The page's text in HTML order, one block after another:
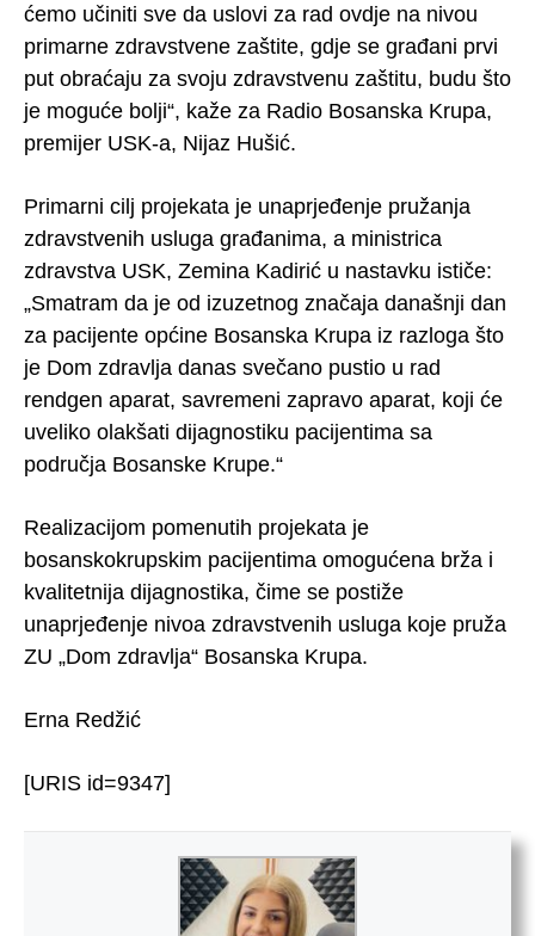
ćemo učiniti sve da uslovi za rad ovdje na nivou
primarne zdravstvene zaštite, gdje se građani prvi
put obraćaju za svoju zdravstvenu zaštitu, budu što
je moguće bolji“, kaže za Radio Bosanska Krupa,
premijer USK-a, Nijaz Hušić.
Primarni cilj projekata je unaprjeđenje pružanja
zdravstvenih usluga građanima, a ministrica
zdravstva USK, Zemina Kadirić u nastavku ističe:
„Smatram da je od izuzetnog značaja današnji dan
za pacijente općine Bosanska Krupa iz razloga što
je Dom zdravlja danas svečano pustio u rad
rendgen aparat, savremeni zapravo aparat, koji će
uveliko olakšati dijagnostiku pacijentima sa
područja Bosanske Krupe.“
Realizacijom pomenutih projekata je
bosanskokrupskim pacijentima omogućena brža i
kvalitetnija dijagnostika, čime se postiže
unaprjeđenje nivoa zdravstvenih usluga koje pruža
ZU „Dom zdravlja“ Bosanska Krupa.
Erna Redžić
[URIS id=9347]